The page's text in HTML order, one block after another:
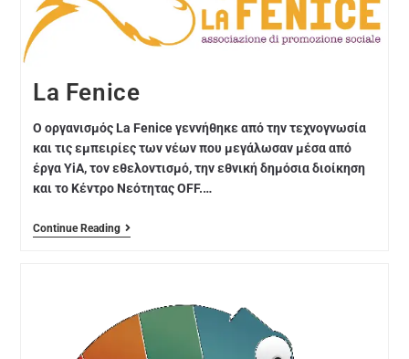
La Fenice
Ο οργανισμός La Fenice γεννήθηκε από την τεχνογνωσία
και τις εμπειρίες των νέων που μεγάλωσαν μέσα από
έργα YiA, τον εθελοντισμό, την εθνική δημόσια διοίκηση
και το Κέντρο Νεότητας OFF.…
Continue Reading